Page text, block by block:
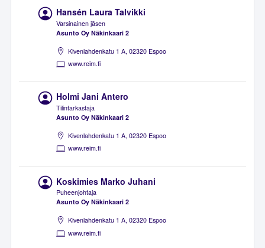
Hansén Laura Talvikki
Varsinainen jäsen
Asunto Oy Näkinkaari 2
Kivenlahdenkatu 1 A, 02320 Espoo
www.reim.fi
Holmi Jani Antero
Tilintarkastaja
Asunto Oy Näkinkaari 2
Kivenlahdenkatu 1 A, 02320 Espoo
www.reim.fi
Koskimies Marko Juhani
Puheenjohtaja
Asunto Oy Näkinkaari 2
Kivenlahdenkatu 1 A, 02320 Espoo
www.reim.fi